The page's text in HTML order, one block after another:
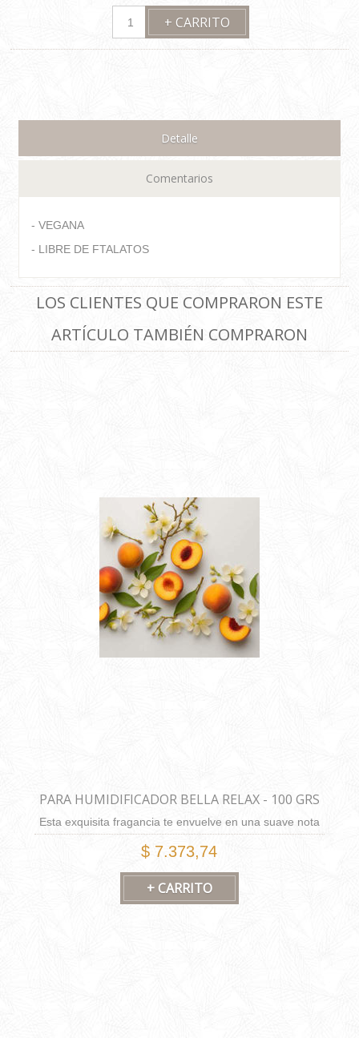
Detalle
Comentarios
- VEGANA
- LIBRE DE FTALATOS
LOS CLIENTES QUE COMPRARON ESTE
ARTÍCULO TAMBIÉN COMPRARON
PARA HUMIDIFICADOR BELLA RELAX - 100 GRS
Esta exquisita fragancia te envuelve en una suave nota
de tilo, que se entrelazan armoniosamente con la
frescura frutal del durazno. La experiencia se completa
con un fondo cremoso avainillado, creando una
fragancia única que eleva tus sentidos y te transporta a
un estado de tranquilidad y elegancia.
$ 7.373,74